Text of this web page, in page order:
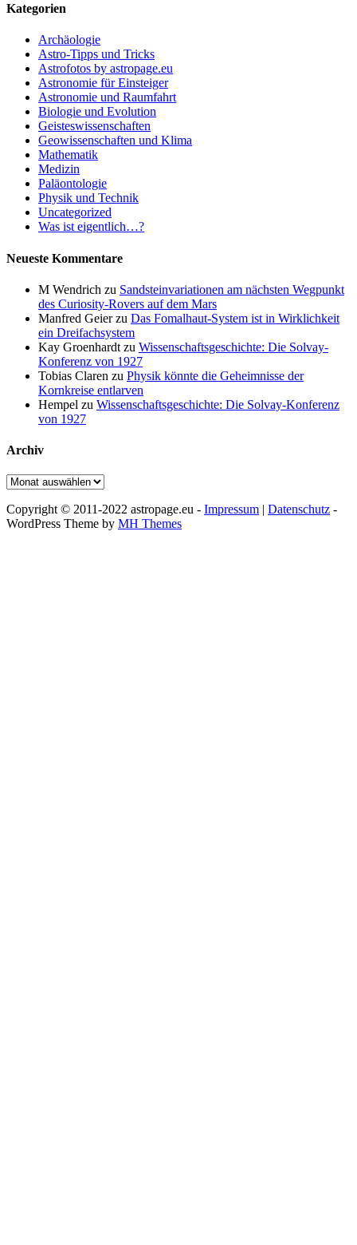
Kategorien
Archäologie
Astro-Tipps und Tricks
Astrofotos by astropage.eu
Astronomie für Einsteiger
Astronomie und Raumfahrt
Biologie und Evolution
Geisteswissenschaften
Geowissenschaften und Klima
Mathematik
Medizin
Paläontologie
Physik und Technik
Uncategorized
Was ist eigentlich…?
Neueste Kommentare
M Wendrich zu Sandsteinvariationen am nächsten Wegpunkt
des Curiosity-Rovers auf dem Mars
Manfred Geierzu Das Fomalhaut-System ist in Wirklichkeit
ein Dreifachsystem
Kay Groenhardt zu Wissenschaftsgeschichte: Die Solvay-
Konferenz von 1927
Tobias Claren zu Physik könnte die Geheimnisse der
Kornkreise entlarven
Hempel zu Wissenschaftsgeschichte: Die Solvay-Konferenz
von 1927
Archiv
Archiv
Copyright © 2011-2022 astropage.eu - Impressum | Datenschutz -
WordPress Theme by MH Themes